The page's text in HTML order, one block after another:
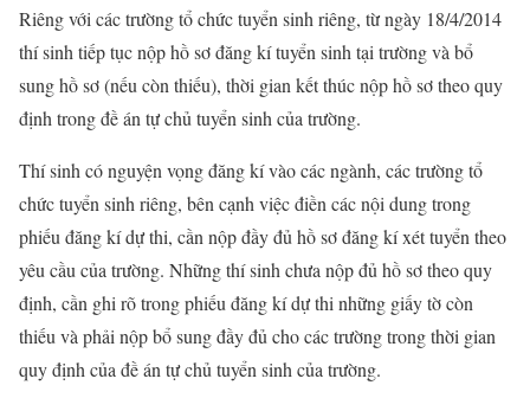
Riêng với các trường tổ chức tuyển sinh riêng, từ ngày 18/4/2014
thí sinh tiếp tục nộp hồ sơ đăng kí tuyển sinh tại trường và bổ
sung hồ sơ (nếu còn thiếu), thời gian kết thúc nộp hồ sơ theo quy
định trong đề án tự chủ tuyển sinh của trường.
Thí sinh có nguyện vọng đăng kí vào các ngành, các trường tổ
chức tuyển sinh riêng, bên cạnh việc điền các nội dung trong
phiếu đăng kí dự thi, cần nộp đầy đủ hồ sơ đăng kí xét tuyển theo
yêu cầu của trường. Những thí sinh chưa nộp đủ hồ sơ theo quy
định, cần ghi rõ trong phiếu đăng kí dự thi những giấy tờ còn
thiếu và phải nộp bổ sung đầy đủ cho các trường trong thời gian
quy định của đề án tự chủ tuyển sinh của trường.